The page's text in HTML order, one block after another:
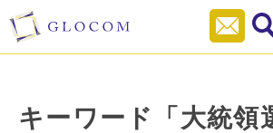
キーワード「大統領